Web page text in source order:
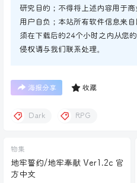
研究目的；不得将上述内容用于
用户自负；本站所有软件信息来
须在下载后的24个小时之内从您
侵权请与我们联系处理。
海报分享 收藏
Dark RPG
物集
地牢誓约/地牢奉献 Ver1.2c 官
方中文